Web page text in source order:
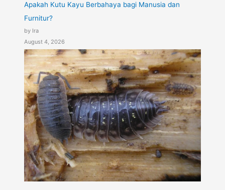
Apakah Kutu Kayu Berbahaya bagi Manusia dan
Furnitur?
by Ira
August 4, 2026